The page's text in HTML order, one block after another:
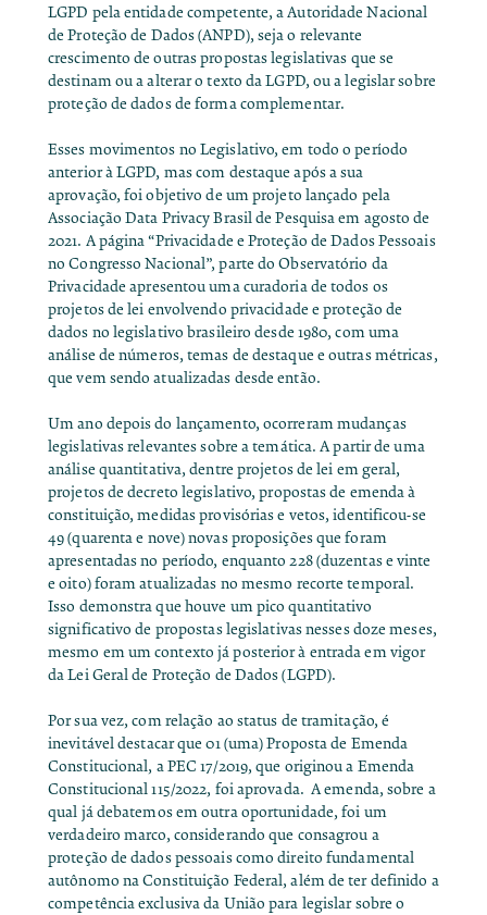
LGPD pela entidade competente, a Autoridade Nacional
de Proteção de Dados (ANPD), seja o relevante
crescimento de outras propostas legislativas que se
destinam ou a alterar o texto da LGPD, ou a legislar sobre
proteção de dados de forma complementar.
Esses movimentos no Legislativo, em todo o período
anterior à LGPD, mas com destaque após a sua
aprovação, foi objetivo de um projeto lançado pela
Associação Data Privacy Brasil de Pesquisa em agosto de
2021. A página“Privacidade e Proteção de Dados Pessoais
no Congresso Nacional”, parte doObservatório da
Privacidade apresentou umacuradoria de todos os
projetos de lei envolvendo privacidade e proteção de
dados no legislativo brasileiro desde 1980, com uma
análise de números, temas de destaque e outras métricas,
que vem sendo atualizadas desde então.
Um ano depois do lançamento, ocorreram mudanças
legislativas relevantes sobre a temática. A partir de uma
análise quantitativa, dentre projetos de lei em geral,
projetos de decreto legislativo, propostas de emenda à
constituição, medidas provisórias e vetos, identificou-se
49 (quarenta e nove) novas proposições que foram
apresentadas no período, enquanto 228 (duzentas e vinte
e oito) foram atualizadas no mesmo recorte temporal.
Isso demonstra que houve um pico quantitativo
significativo de propostas legislativas nesses doze meses,
mesmo em um contexto já posterior à entrada em vigor
da Lei Geral de Proteção de Dados (LGPD).
Por sua vez, com relação ao status de tramitação, é
inevitável destacar que 01 (uma) Proposta de Emenda
Constitucional, a PEC 17/2019, que originou a Emenda
Constitucional 115/2022, foi aprovada. A emenda,sobre a
qual já debatemos em outra oportunidade, foi um
verdadeiro marco, considerando que consagrou a
proteção de dados pessoais como direito fundamental
autônomo naConstituição Federal, além de ter definido a
competência exclusiva da União para legislar sobre o